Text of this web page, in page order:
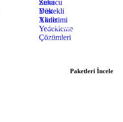
Hosting İhtiyacınız mı
$0.92/ay'dan başlayan
Paketleri İncele